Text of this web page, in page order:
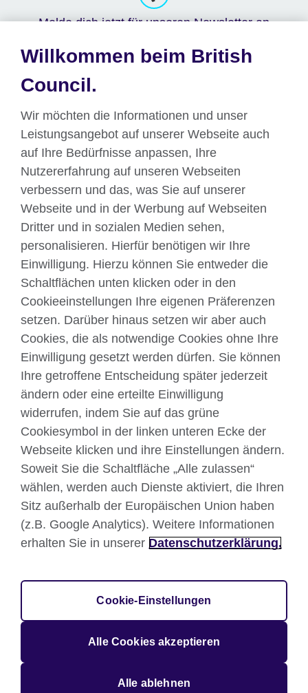
Melde dich jetzt für unseren Newsletter an
Veranstaltungen und Projekten
Unser Social-Media-Angebot
Über uns
Englisch unterrichten
Kontakt
Facebook Twitter
YouTube
TikTok
British Council global
Datenschutzerklärung
Nutzungsbedingungen
Your comments and complaints
Cookies
Impressum
© 2026 British Council
Großbritanniens internationale Organisation für
Wohltätigkeitsorganisation: 209131 (England und Wales)
Willkommen beim British
Council.
Wir möchten die Informationen und unser
Leistungsangebot auf unserer Webseite auch
auf Ihre Bedürfnisse anpassen, Ihre
Nutzererfahrung auf unseren Webseiten
verbessern und das, was Sie auf unserer
Webseite und in der Werbung auf Webseiten
Dritter und in sozialen Medien sehen,
personalisieren. Hierfür benötigen wir Ihre
Einwilligung. Hierzu können Sie entweder die
Schaltflächen unten klicken oder in den
Cookieeinstellungen Ihre eigenen Präferenzen
setzen. Darüber hinaus setzen wir aber auch
Cookies, die als notwendige Cookies ohne Ihre
Einwilligung gesetzt werden dürfen. Sie können
Ihre getroffene Entscheidung später jederzeit
ändern oder eine erteilte Einwilligung
widerrufen, indem Sie auf das grüne
Cookiesymbol in der linken unteren Ecke der
Webseite klicken und ihre Einstellungen ändern.
Soweit Sie die Schaltfläche „Alle zulassen“
wählen, werden auch Dienste aktiviert, die Ihren
Sitz außerhalb der Europäischen Union haben
(z.B. Google Analytics). Weitere Informationen
erhalten Sie in unserer Datenschutzerklärung.
Cookie-Einstellungen
Alle ablehnen
Alle Cookies akzeptieren